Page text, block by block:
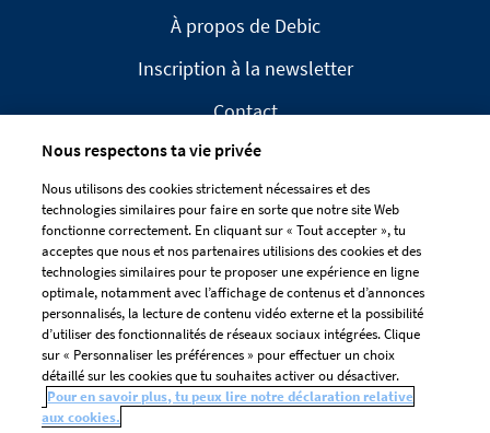
À propos de Debic
Inscription à la newsletter
Contact
FAQ
CLAUSE DE NON-RESPONSABILITÉ
DÉCLARATION DE CONFIDENTIALITÉ
GESTION DES COOKIES
Préférences De Cookies
Nous respectons ta vie privée
Nous utilisons des cookies strictement nécessaires et des
technologies similaires pour faire en sorte que notre site Web
fonctionne correctement. En cliquant sur « Tout accepter », tu
acceptes que nous et nos partenaires utilisions des cookies et des
technologies similaires pour te proposer une expérience en ligne
optimale, notamment avec l’affichage de contenus et d’annonces
personnalisés, la lecture de contenu vidéo externe et la possibilité
d’utiliser des fonctionnalités de réseaux sociaux intégrées. Clique
sur « Personnaliser les préférences » pour effectuer un choix
détaillé sur les cookies que tu souhaites activer ou désactiver.
Pour en savoir plus, tu peux lire notre déclaration relative
aux cookies.